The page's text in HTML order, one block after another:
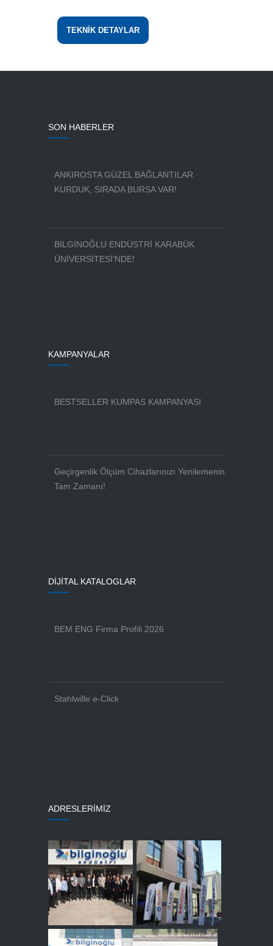
TEKNİK DETAYLAR
SON HABERLER
ANKIROSTA GÜZEL BAĞLANTILAR
KURDUK, SIRADA BURSA VAR!
BİLGİNOĞLU ENDÜSTRİ KARABÜK
ÜNİVERSİTESİ’NDE!
KAMPANYALAR
BESTSELLER KUMPAS KAMPANYASI
Geçirgenlik Ölçüm Cihazlarınızı Yenilemenin
Tam Zamanı!
DİJİTAL KATALOGLAR
BEM ENG Firma Profili 2026
Stahlwille e-Click
ADRESLERİMİZ